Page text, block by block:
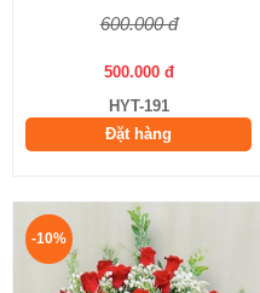
600.000 đ
500.000 đ
HYT-191
Đặt hàng
-10%